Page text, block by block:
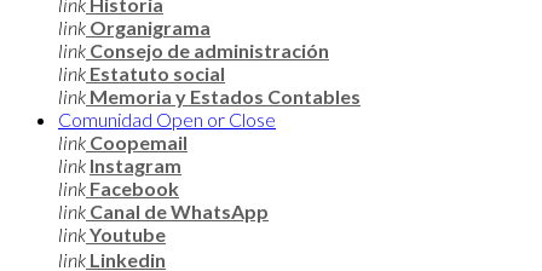
link Organigrama
link Consejo de administración
link Estatuto social
link Memoria y Estados Contables
Comunidad Open or Close
link Coopemail
link Instagram
link Facebook
link Canal de WhatsApp
linkYoutube
link Linkedin